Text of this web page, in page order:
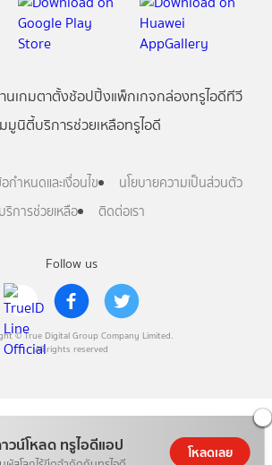
วน์โหลด ทรูไอดีแอป โหลดเลย
Follow us
© True Digital Group Company Limited.
All rights reserved
นเกมตาตั้งช้อปปิ้งแพ็กเกจกล่องทรูไอดีทีวี
มูนิตี้บริการช่วยเหลือทรูไอดี
กำหนดและเงื่อนไข
นโยบายความเป็นส่วนตัว
บริการช่วยเหลือ
ติดต่อเรา